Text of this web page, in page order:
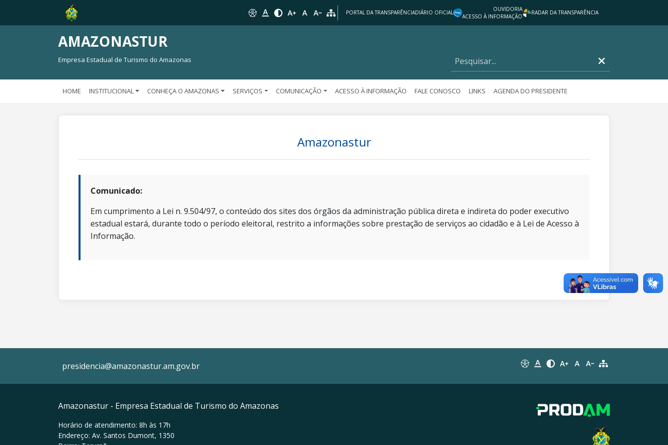
PORTAL DA TRANSPARÊNCIADIÁRIO OFICIAL
OUVIDORIA
ACESSO À INFORMAÇÃO
RADAR DA TRANSPARÊNCIA
AMAZONASTUR
Empresa Estadual de Turismo do Amazonas
HOME INSTITUCIONAL CONHEÇA O AMAZONAS SERVIÇOS COMUNICAÇÃO ACESSO À INFORMAÇÃO FALE CONOSCO LINKS AGENDA DO PRESIDENTE
Amazonastur
Comunicado:
Em cumprimento a Lei n. 9.504/97, o conteúdo dos sites dos órgãos da administração pública direta e indireta do poder executivo
estadual estará, durante todo o período eleitoral, restrito a informações sobre prestação de serviços ao cidadão e à Lei de Acesso à
Informação.
presidencia@amazonastur.am.gov.br
Amazonastur - Empresa Estadual de Turismo do Amazonas
Horário de atendimento: 8h às 17h
Endereço: Av. Santos Dumont, 1350